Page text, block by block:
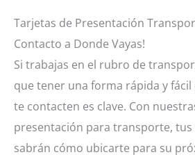
Tarjetas de Presentación
Contacto a Donde Vayas!
Si trabajas en el rubro de
que tener una forma rápida y
te contacten es clave. Con
presentación para transporte,
sabrán cómo ubicarte para su